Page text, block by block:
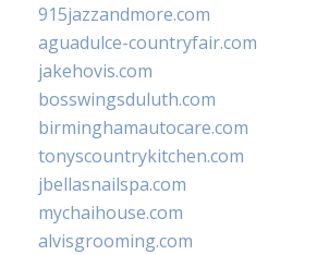
915jazzandmore.com
aguadulce-countryfair.com
jakehovis.com
bosswingsduluth.com
birminghamautocare.com
tonyscountrykitchen.com
jbellasnailspa.com
mychaihouse.com
alvisgrooming.com